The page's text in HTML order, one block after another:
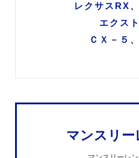
レクサスRX
エクス
ＣＸ－５
マンスリー